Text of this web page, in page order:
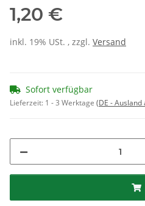
1,20 €
inkl. 19% USt. , zzgl. Versand
Sofort verfügbar
Lieferzeit: 1 - 3 Werktage (DE - Ausland